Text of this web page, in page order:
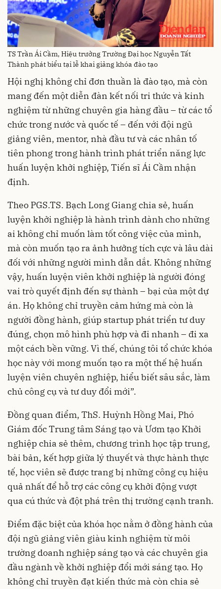
TS Trần Ái Cầm, Hiệu trưởng Trường Đại học Nguyễn Tất
Thành phát biểu tại lễ khai giảng khóa đào tạo
Hội nghị không chỉ đơn thuần là đào tạo, mà còn
mang đến một diễn đàn kết nối tri thức và kinh
nghiệm từ những chuyên gia hàng đầu – từ các tổ
chức trong nước và quốc tế – đến với đội ngũ
giảng viên, mentor, nhà đầu tư và các nhân tố
tiên phong trong hành trình phát triển năng lực
huấn luyện khởi nghiệp, Tiến sĩ Ái Cầm nhận
định.
Theo PGS.TS. Bạch Long Giang chia sẻ, huấn
luyện khởi nghiệp là hành trình dành cho những
ai không chỉ muốn làm tốt công việc của mình,
mà còn muốn tạo ra ảnh hưởng tích cực và lâu dài
đối với những người mình dẫn dắt. Không những
vậy, huấn luyện viên khởi nghiệp là người đóng
vai trò quyết định đến sự thành – bại của một dự
án. Họ không chỉ truyền cảm hứng mà còn là
người đồng hành, giúp startup phát triển tư duy
đúng, chọn mô hình phù hợp và đi nhanh – đi xa
một cách bền vững. Vì thế, chúng tôi tổ chức khóa
học này với mong muốn tạo ra một thế hệ huấn
luyện viên chuyên nghiệp, hiểu biết sâu sắc, làm
chủ công cụ và tư duy đổi mới”.
Đồng quan điểm, ThS. Huỳnh Hồng Mai, Phó
Giám đốc Trung tâm Sáng tạo và Ươm tạo Khởi
nghiệp chia sẻ thêm, chương trình học tập trung,
bài bản, kết hợp giữa lý thuyết và thực hành thực
tế, học viên sẽ được trang bị những công cụ hiệu
quả nhất để hỗ trợ các công cụ khởi động vượt
qua cú thức và đột phá trên thị trường cạnh tranh.
Điểm đặc biệt của khóa học nằm ở đồng hành của
đội ngũ giảng viên giàu kinh nghiệm từ môi
trường doanh nghiệp sáng tạo và các chuyên gia
đầu ngành về khởi nghiệp đổi mới sáng tạo. Họ
không chỉ truyền đạt kiến thức mà còn chia sẻ